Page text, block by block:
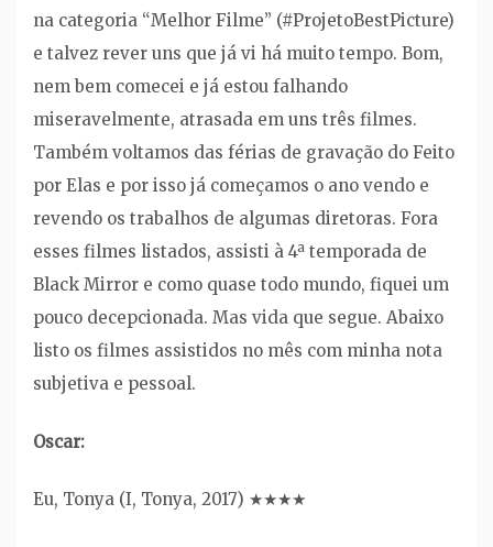
na categoria “Melhor Filme” (#ProjetoBestPicture)
e talvez rever uns que já vi há muito tempo. Bom,
nem bem comecei e já estou falhando
miseravelmente, atrasada em uns três filmes.
Também voltamos das férias de gravação do Feito
por Elas e por isso já começamos o ano vendo e
revendo os trabalhos de algumas diretoras. Fora
esses filmes listados, assisti à 4ª temporada de
Black Mirror e como quase todo mundo, fiquei um
pouco decepcionada. Mas vida que segue. Abaixo
listo os filmes assistidos no mês com minha nota
subjetiva e pessoal.
Oscar:
Eu, Tonya (I, Tonya, 2017) ★★★★